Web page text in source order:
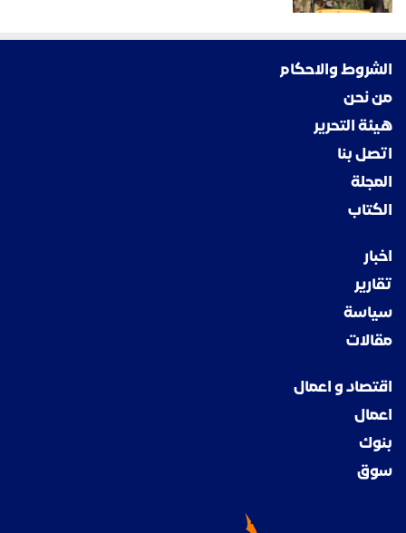
الشروط والاحكام
من نحن
هيئة التحرير
اتصل بنا
المجلة
الكتاب
اخبار
تقارير
سياسة
مقالات
اقتصاد و اعمال
اعمال
بنوك
سوق